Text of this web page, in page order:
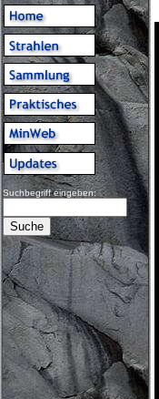
Suchbegriff eingeben: